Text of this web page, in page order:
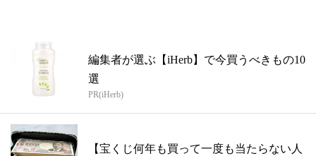
編集者が選ぶ【iHerb】で今買うべきもの10
選
PR(iHerb)
【宝くじ何年も買って一度も当たらない人